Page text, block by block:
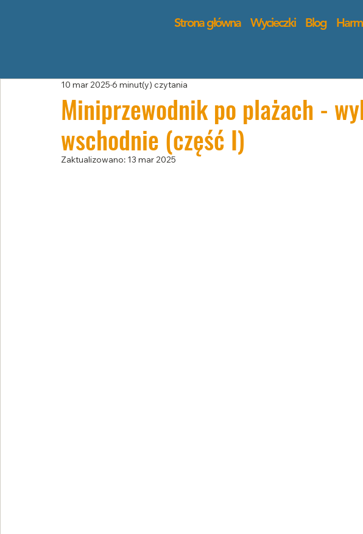
Strona główna Wycieczki Blog
Miniprzewodnik po plażach -
wschodnie (część I)
10 mar 2025 6 minut(y) czytania
Zaktualizowano: 13 mar 2025